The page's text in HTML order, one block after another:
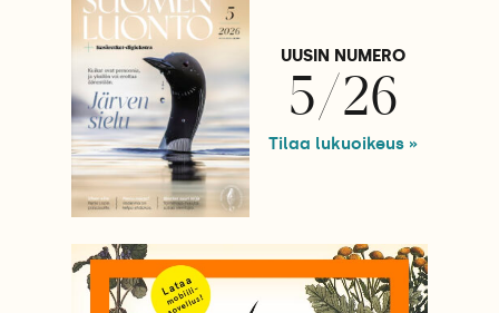
UUSIN NUMERO
5/26
Tilaa lukuoikeus »